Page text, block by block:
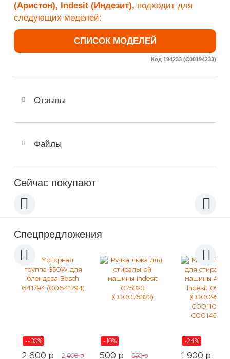
(Аристон), Indesit (Индезит), подходит для
следующих моделей:
СПИСОК МОДЕЛЕЙ
Код 194233 (C00194233)
Отзывы
Файлы
Сейчас покупают
Спецпредложения
--30%
2 600 p 2 000 p
-10%
500 p 550 p
-24%
1 900 p